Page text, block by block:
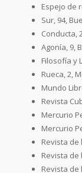
Espejo de
Sur, 94,
Conducta,
Agonía, 9,
Filosofía y
Rueca, 2,
Mundo
Revista
Mercurio
Mercurio
Revista de
Revista de
Revista de